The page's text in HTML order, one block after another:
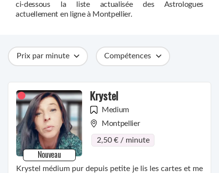
ci‑dessous la liste actualisée des Astrologues
actuellement en ligne à Montpellier.
Prix par minute
Catégories
Métiers
Compétences
Nouveau
Krystel
Medium
Montpellier
2,50 € / minute
Krystel médium pur depuis petite je lis les cartes et me